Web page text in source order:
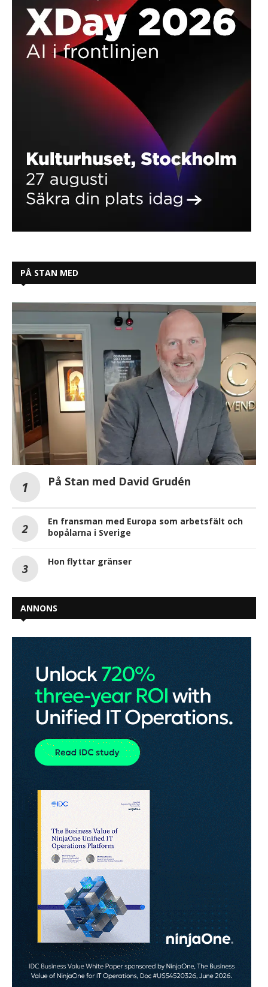
PÅ STAN MED
På Stan med David Grudén
En fransman med Europa som arbetsfält och
bopålarna i Sverige
Hon flyttar gränser
ANNONS